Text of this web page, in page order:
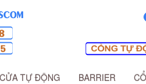
CỬA TỰ ĐỘNG BARRIER